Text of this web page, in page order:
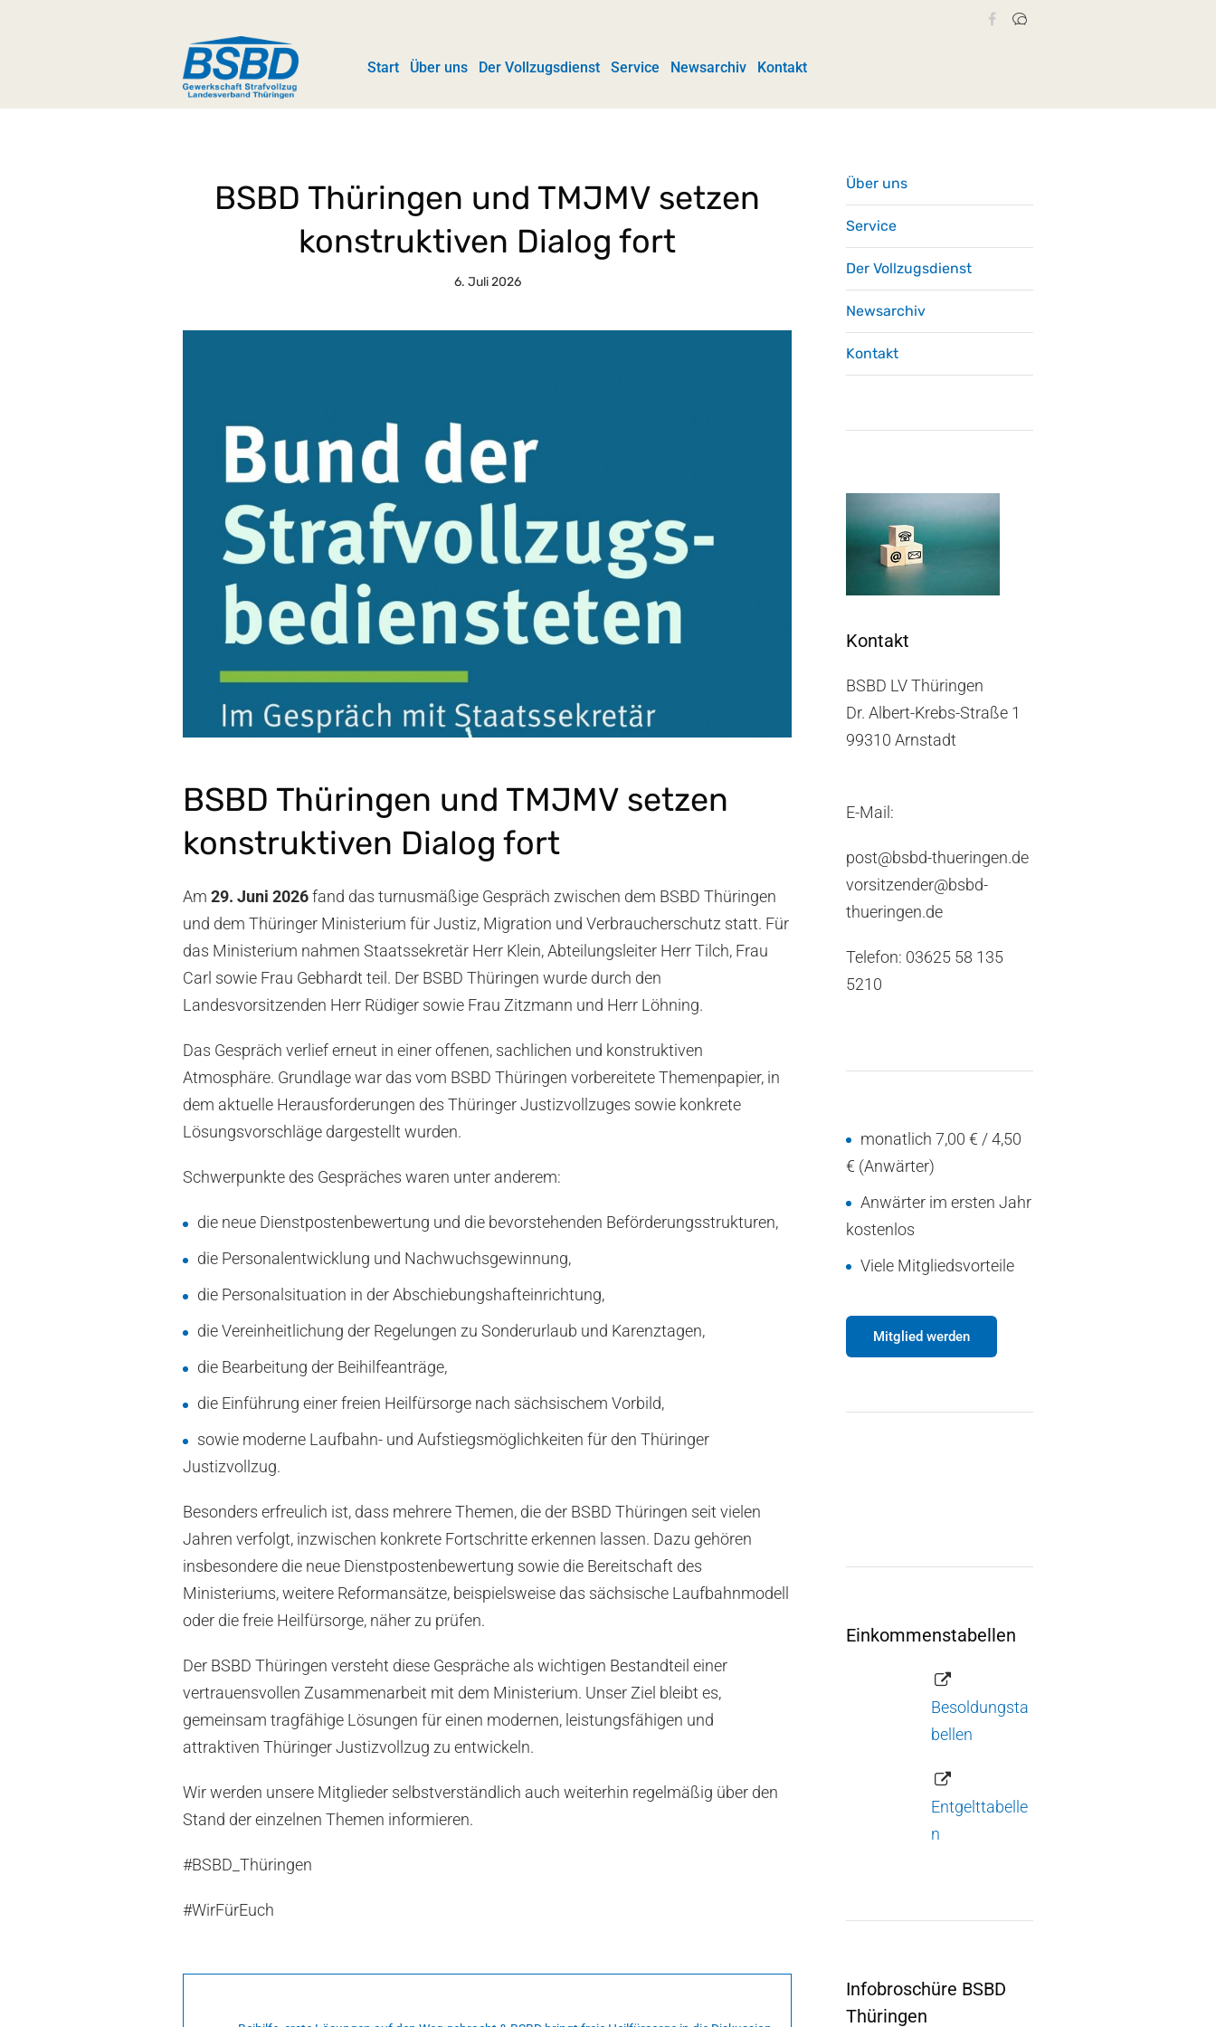
Start Über uns Der Vollzugsdienst Service Newsarchiv Kontakt
BSBD Thüringen und TMJMV setzen
konstruktiven Dialog fort
6. Juli 2026
BSBD Thüringen und TMJMV setzen
konstruktiven Dialog fort
Am 29. Juni 2026fand das turnusmäßige Gespräch zwischen dem BSBD Thüringen
und dem Thüringer Ministerium für Justiz, Migration und Verbraucherschutz statt. Für
das Ministerium nahmen Staatssekretär Herr Klein, Abteilungsleiter Herr Tilch, Frau
Carl sowie Frau Gebhardt teil. Der BSBD Thüringen wurde durch den
Landesvorsitzenden Herr Rüdiger sowie Frau Zitzmann und Herr Löhning.
Das Gespräch verlief erneut in einer offenen, sachlichen und konstruktiven
Atmosphäre. Grundlage war das vom BSBD Thüringen vorbereitete Themenpapier, in
dem aktuelle Herausforderungen des Thüringer Justizvollzuges sowie konkrete
Lösungsvorschläge dargestellt wurden.
Schwerpunkte des Gespräches waren unter anderem:
die neue Dienstpostenbewertung und die bevorstehenden Beförderungsstrukturen,
die Personalentwicklung und Nachwuchsgewinnung,
die Personalsituation in der Abschiebungshafteinrichtung,
die Vereinheitlichung der Regelungen zu Sonderurlaub und Karenztagen,
die Bearbeitung der Beihilfeanträge,
die Einführung einer freien Heilfürsorge nach sächsischem Vorbild,
sowie moderne Laufbahn- und Aufstiegsmöglichkeiten für den Thüringer
Justizvollzug.
Besonders erfreulich ist, dass mehrere Themen, die der BSBD Thüringen seit vielen
Jahren verfolgt, inzwischen konkrete Fortschritte erkennen lassen. Dazu gehören
insbesondere die neue Dienstpostenbewertung sowie die Bereitschaft des
Ministeriums, weitere Reformansätze, beispielsweise das sächsische Laufbahnmodell
oder die freie Heilfürsorge, näher zu prüfen.
Der BSBD Thüringen versteht diese Gespräche als wichtigen Bestandteil einer
vertrauensvollen Zusammenarbeit mit dem Ministerium. Unser Ziel bleibt es,
gemeinsam tragfähige Lösungen für einen modernen, leistungsfähigen und
attraktiven Thüringer Justizvollzug zu entwickeln.
Wir werden unsere Mitglieder selbstverständlich auch weiterhin regelmäßig über den
Stand der einzelnen Themen informieren.
#BSBD_Thüringen
#WirFürEuch
Über uns
Service
Der Vollzugsdienst
Newsarchiv
Kontakt
Kontakt
BSBD LV Thüringen
Dr. Albert-Krebs-Straße 1
99310 Arnstadt
E-Mail:
post@bsbd-thueringen.de
vorsitzender@bsbd-
thueringen.de
Telefon: 03625 58 135
5210
monatlich 7,00 € / 4,50
€ (Anwärter)
Anwärter im ersten Jahr
kostenlos
Viele Mitgliedsvorteile
Mitglied werden
Einkommenstabellen
Besoldungsta
bellen
Entgelttabelle
n
Infobroschüre BSBD
Thüringen